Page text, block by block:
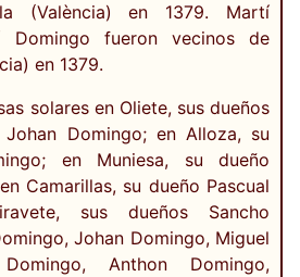
(València) en 1379. Martí
Domingo fueron vecinos de
en 1379.
solares en Oliete, sus dueños
Domingo; en Alloza, su
en Muniesa, su dueño
Camarillas, su dueño Pascual
sus dueños Sancho
Johan Domingo, Miguel
Anthon Domingo,